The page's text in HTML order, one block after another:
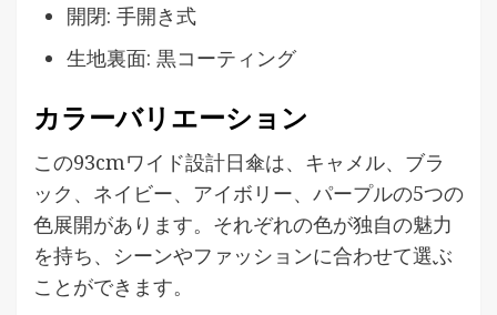
開閉: 手開き式
生地裏面: 黒コーティング
カラーバリエーション
この93cmワイド設計日傘は、キャメル、ブラ
ック、ネイビー、アイボリー、パープルの5つの
色展開があります。それぞれの色が独自の魅力
を持ち、シーンやファッションに合わせて選ぶ
ことができます。